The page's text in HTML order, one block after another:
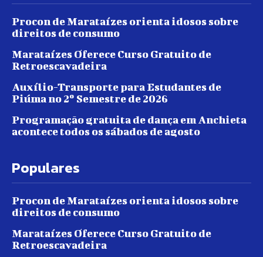
Procon de Marataízes orienta idosos sobre
direitos de consumo
Marataízes Oferece Curso Gratuito de
Retroescavadeira
Auxílio-Transporte para Estudantes de
Piúma no 2º Semestre de 2026
Programação gratuita de dança em Anchieta
acontece todos os sábados de agosto
Populares
Procon de Marataízes orienta idosos sobre
direitos de consumo
Marataízes Oferece Curso Gratuito de
Retroescavadeira